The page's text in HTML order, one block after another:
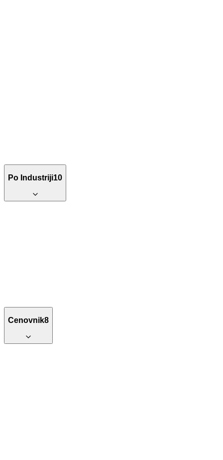
Po Industriji10
Cenovnik8